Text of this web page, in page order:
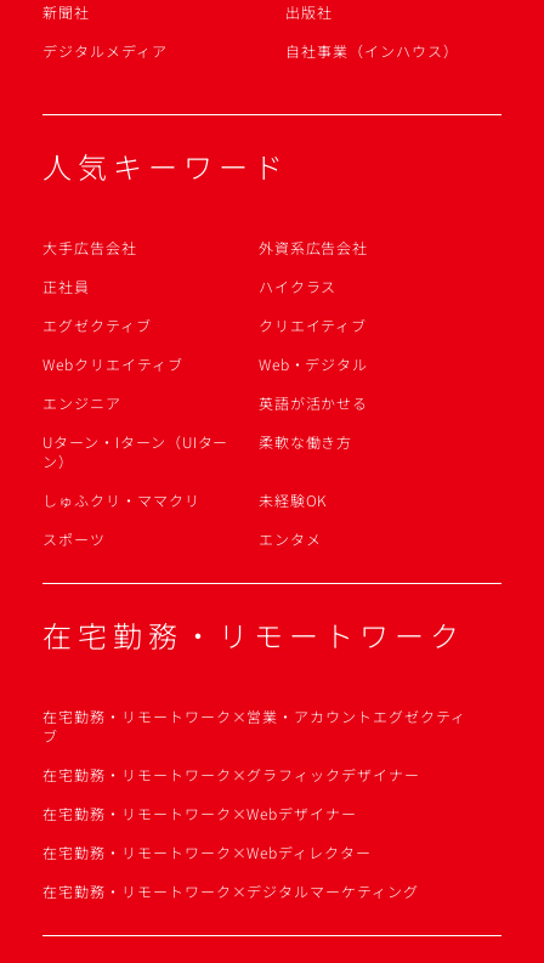
新聞社
出版社
デジタルメディア
自社事業（インハウス）
人気キーワード
大手広告会社
外資系広告会社
正社員
ハイクラス
エグゼクティブ
クリエイティブ
Webクリエイティブ
Web・デジタル
エンジニア
英語が活かせる
Uターン・Iターン（UIター
ン）
柔軟な働き方
しゅふクリ・ママクリ
未経験OK
スポーツ
エンタメ
在宅勤務・リモートワーク
在宅勤務・リモートワーク×営業・アカウントエグゼクティ
ブ
在宅勤務・リモートワーク×グラフィックデザイナー
在宅勤務・リモートワーク×Webデザイナー
在宅勤務・リモートワーク×Webディレクター
在宅勤務・リモートワーク×デジタルマーケティング